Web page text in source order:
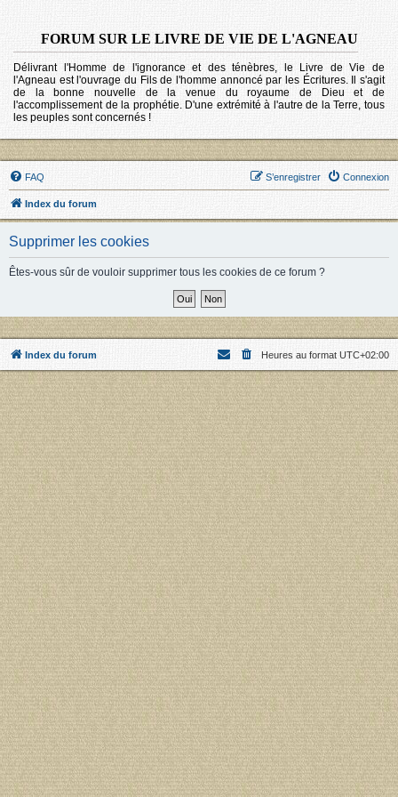
FORUM SUR LE LIVRE DE VIE DE L'AGNEAU
Délivrant l'Homme de l'ignorance et des ténèbres, le Livre de Vie de
l'Agneau est l'ouvrage du Fils de l'homme annoncé par les Écritures. Il s'agit
de la bonne nouvelle de la venue du royaume de Dieu et de
l'accomplissement de la prophétie. D'une extrémité à l'autre de la Terre, tous
les peuples sont concernés !
FAQ Connexion
S’enregistrer
Index du forum
Supprimer les cookies
Êtes-vous sûr de vouloir supprimer tous les cookies de ce forum ?
Index du forum Heures au format UTC+02:00